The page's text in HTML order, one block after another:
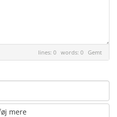
lines: 0 words: 0 Gemt
mere